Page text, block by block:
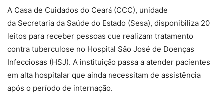
A Casa de Cuidados do Ceará (CCC), unidade
da Secretaria da Saúde do Estado (Sesa), disponibiliza 20
leitos para receber pessoas que realizam tratamento
contra tuberculose no Hospital São José de Doenças
Infecciosas (HSJ). A instituição passa a atender pacientes
em alta hospitalar que ainda necessitam de assistência
após o período de internação.